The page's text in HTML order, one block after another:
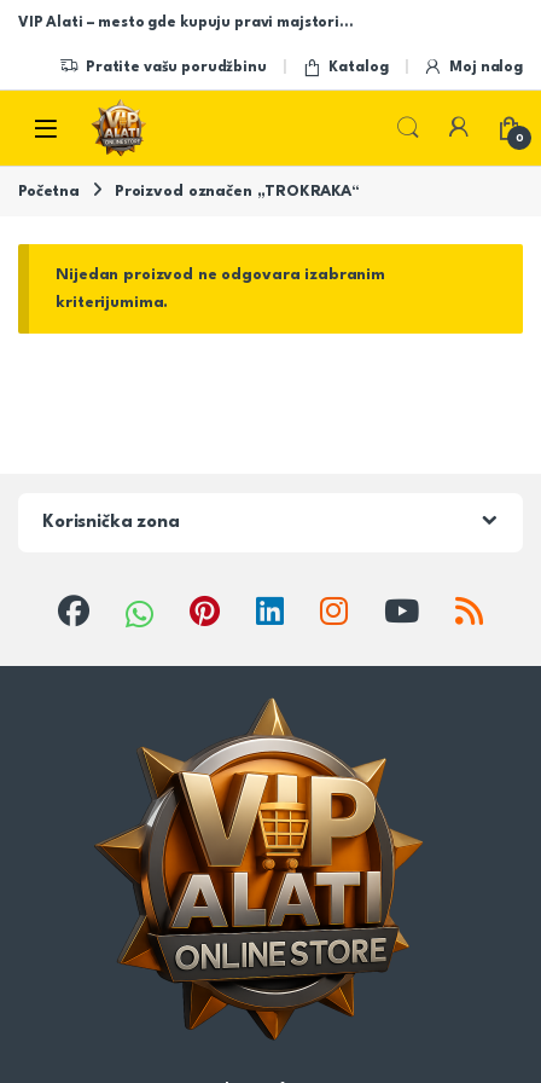
Skip to navigation
Skip to content
VIP Alati – mesto gde kupuju pravi majstori…
Pratite vašu porudžbinu Katalog Moj nalog
Open
0
Početna Proizvod označen „TROKRAKA“
Nijedan proizvod ne odgovara izabranim
kriterijumima.
Korisnička zona